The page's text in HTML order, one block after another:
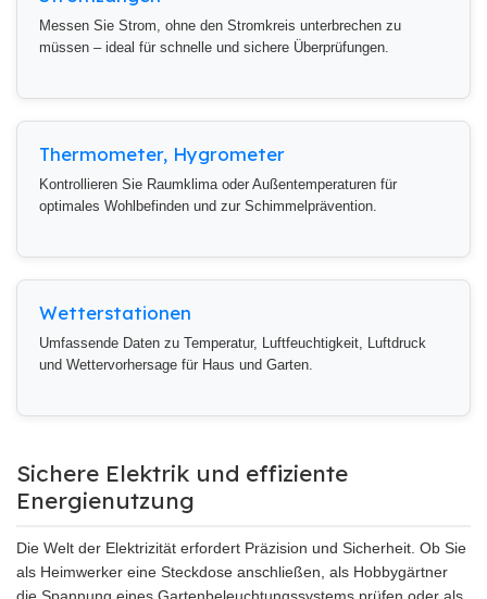
Messen Sie Strom, ohne den Stromkreis unterbrechen zu
müssen – ideal für schnelle und sichere Überprüfungen.
Thermometer, Hygrometer
Kontrollieren Sie Raumklima oder Außentemperaturen für
optimales Wohlbefinden und zur Schimmelprävention.
Wetterstationen
Umfassende Daten zu Temperatur, Luftfeuchtigkeit, Luftdruck
und Wettervorhersage für Haus und Garten.
Sichere Elektrik und effiziente
Energienutzung
Die Welt der Elektrizität erfordert Präzision und Sicherheit. Ob Sie
als Heimwerker eine Steckdose anschließen, als Hobbygärtner